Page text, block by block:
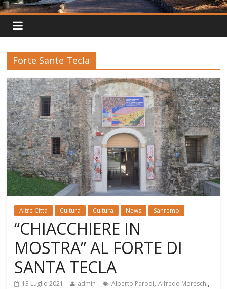
Forte Sante Tecla
Altre Città Cultura Cultura News Sanremo
“CHIACCHIERE IN
MOSTRA” AL FORTE DI
SANTA TECLA
13 Luglio 2021 admin Alberto Parodi,Alfredo Moreschi,